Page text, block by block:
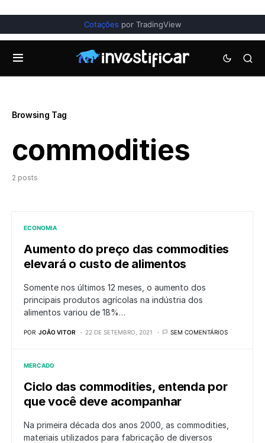
Cotações por TradingView
Browsing Tag
commodities
2 posts
ECONOMIA
Aumento do preço das commodities
elevará o custo de alimentos
Somente nos últimos 12 meses, o aumento dos
principais produtos agrícolas na indústria dos
alimentos variou de 18%…
POR JOÃO VITOR 22 DE SETEMBRO, 2021 SEM COMENTÁRIOS
MERCADO
Ciclo das commodities, entenda por
que você deve acompanhar
Na primeira década dos anos 2000, as commodities,
materiais utilizados para fabricação de diversos